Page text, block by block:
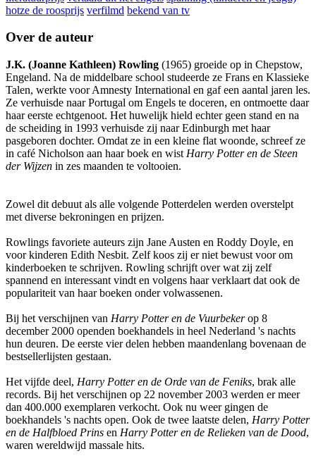
hotze de roosprijs verfilmd bekend van tv
Over de auteur
J.K. (Joanne Kathleen) Rowling (1965) groeide op in Chepstow,
Engeland. Na de middelbare school studeerde ze Frans en Klassieke
Talen, werkte voor Amnesty International en gaf een aantal jaren les.
Ze verhuisde naar Portugal om Engels te doceren, en ontmoette daar
haar eerste echtgenoot. Het huwelijk hield echter geen stand en na
de scheiding in 1993 verhuisde zij naar Edinburgh met haar
pasgeboren dochter. Omdat ze in een kleine flat woonde, schreef ze
in café Nicholson aan haar boek en wist Harry Potter en de Steen
der Wijzen in zes maanden te voltooien.
Zowel dit debuut als alle volgende Potterdelen werden overstelpt
met diverse bekroningen en prijzen.
Rowlings favoriete auteurs zijn Jane Austen en Roddy Doyle, en
voor kinderen Edith Nesbit. Zelf koos zij er niet bewust voor om
kinderboeken te schrijven. Rowling schrijft over wat zij zelf
spannend en interessant vindt en volgens haar verklaart dat ook de
populariteit van haar boeken onder volwassenen.
Bij het verschijnen van Harry Potter en de Vuurbekerop 8
december 2000 openden boekhandels in heel Nederland 's nachts
hun deuren. De eerste vier delen hebben maandenlang bovenaan de
bestsellerlijsten gestaan.
Het vijfde deel, Harry Potter en de Orde van de Feniks, brak alle
records. Bij het verschijnen op 22 november 2003 werden er meer
dan 400.000 exemplaren verkocht. Ook nu weer gingen de
boekhandels 's nachts open. Ook de twee laatste delen, Harry Potter
en de Halfbloed Prins en Harry Potter en de Relieken van de Dood,
waren wereldwijd massale hits.